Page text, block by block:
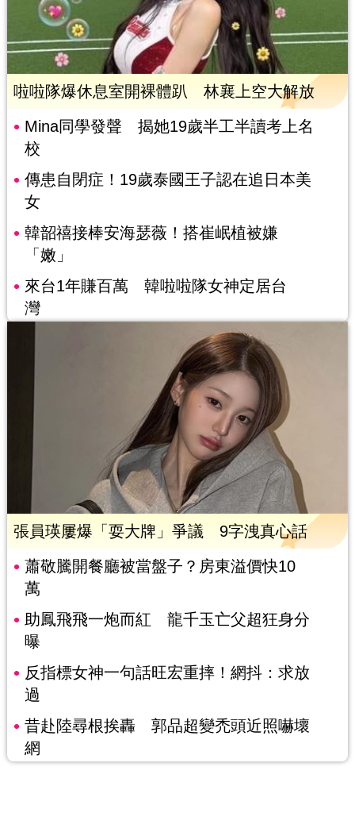
啦啦隊爆休息室開裸體趴 林襄上空大解放
Mina同學發聲 揭她19歲半工半讀考上名
校
傳患自閉症！19歲泰國王子認在追日本美
女
韓韶禧接棒安海瑟薇！搭崔岷植被嫌
「嫩」
來台1年賺百萬 韓啦啦隊女神定居台
灣
張員瑛屢爆「耍大牌」爭議 9字洩真心話
蕭敬騰開餐廳被當盤子？房東溢價快10
萬
助鳳飛飛一炮而紅 龍千玉亡父超狂身分
曝
反指標女神一句話旺宏重摔！網抖：求放
過
昔赴陸尋根挨轟 郭品超變禿頭近照嚇壞
網